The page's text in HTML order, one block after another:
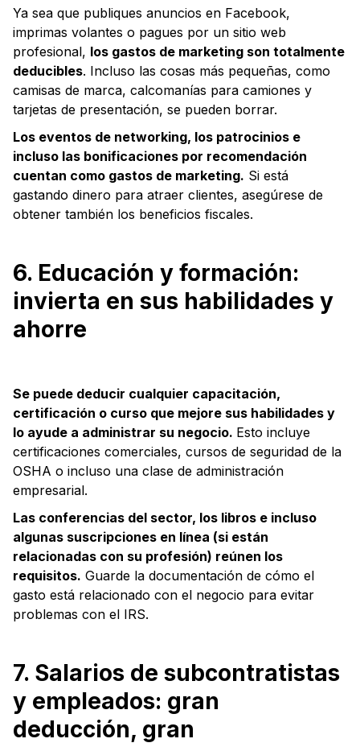
Ya sea que publiques anuncios en Facebook,
imprimas volantes o pagues por un sitio web
profesional, los gastos de marketing son totalmente
deducibles. Incluso las cosas más pequeñas, como
camisas de marca, calcomanías para camiones y
tarjetas de presentación, se pueden borrar.
Los eventos de networking, los patrocinios e
incluso las bonificaciones por recomendación
cuentan como gastos de marketing. Si está
gastando dinero para atraer clientes, asegúrese de
obtener también los beneficios fiscales.
6. Educación y formación:
invierta en sus habilidades y
ahorre
Se puede deducir cualquier capacitación,
certificación o curso que mejore sus habilidades y
lo ayude a administrar su negocio. Esto incluye
certificaciones comerciales, cursos de seguridad de la
OSHA o incluso una clase de administración
empresarial.
Las conferencias del sector, los libros e incluso
algunas suscripciones en línea (si están
relacionadas con su profesión) reúnen los
requisitos. Guarde la documentación de cómo el
gasto está relacionado con el negocio para evitar
problemas con el IRS.
7. Salarios de subcontratistas
y empleados: gran
deducción, gran